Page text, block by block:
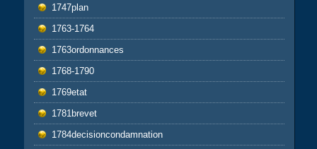
1747plan
1763-1764
1763ordonnances
1768-1790
1769etat
1781brevet
1784decisioncondamnation